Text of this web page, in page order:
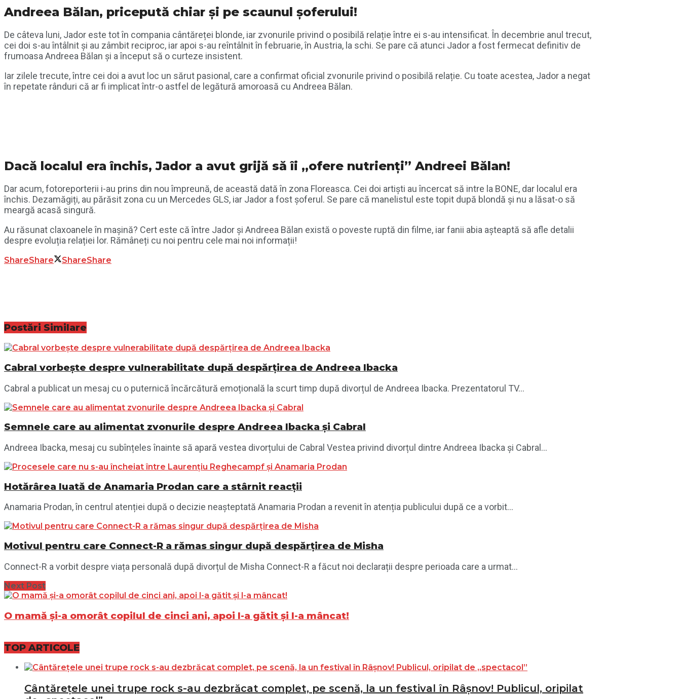
Andreea Bălan, pricepută chiar și pe scaunul șoferului!
De câteva luni, Jador este tot în compania cântăreței blonde, iar zvonurile privind o posibilă relație între ei s-au intensificat. În decembrie anul trecut,
cei doi s-au întâlnit și au zâmbit reciproc, iar apoi s-au reîntâlnit în februarie, în Austria, la schi. Se pare că atunci Jador a fost fermecat definitiv de
frumoasa Andreea Bălan și a început să o curteze insistent.
Iar zilele trecute, între cei doi a avut loc un sărut pasional, care a confirmat oficial zvonurile privind o posibilă relație. Cu toate acestea, Jador a negat
în repetate rânduri că ar fi implicat într-o astfel de legătură amoroasă cu Andreea Bălan.
Dacă localul era închis, Jador a avut grijă să îi „ofere nutrienți” Andreei Bălan!
Dar acum, fotoreporterii i-au prins din nou împreună, de această dată în zona Floreasca. Cei doi artiști au încercat să intre la BONE, dar localul era
închis. Dezamăgiți, au părăsit zona cu un Mercedes GLS, iar Jador a fost șoferul. Se pare că manelistul este topit după blondă și nu a lăsat-o să
meargă acasă singură.
Au răsunat claxoanele în mașină? Cert este că între Jador și Andreea Bălan există o poveste ruptă din filme, iar fanii abia așteaptă să afle detalii
despre evoluția relației lor. Rămâneți cu noi pentru cele mai noi informații!
ShareShare ShareShare
Postări Similare
Cabral vorbește despre vulnerabilitate după despărțirea de Andreea Ibacka
Cabral a publicat un mesaj cu o puternică încărcătură emoțională la scurt timp după divorțul de Andreea Ibacka. Prezentatorul TV...
Semnele care au alimentat zvonurile despre Andreea Ibacka și Cabral
Andreea Ibacka, mesaj cu subînțeles înainte să apară vestea divorțului de Cabral Vestea privind divorțul dintre Andreea Ibacka și Cabral...
Hotărârea luată de Anamaria Prodan care a stârnit reacții
Anamaria Prodan, în centrul atenției după o decizie neașteptată Anamaria Prodan a revenit în atenția publicului după ce a vorbit...
Motivul pentru care Connect-R a rămas singur după despărțirea de Misha
Connect-R a vorbit despre viața personală după divorțul de Misha Connect-R a făcut noi declarații despre perioada care a urmat...
Next Post
O mamă și-a omorât copilul de cinci ani, apoi l-a gătit și l-a mâncat!
TOP ARTICOLE
Cântărețele unei trupe rock s-au dezbrăcat complet, pe scenă, la un festival în Râșnov! Publicul, oripilat